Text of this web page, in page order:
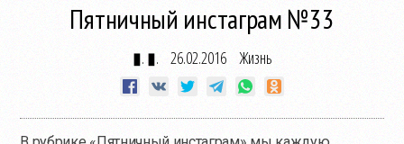
Пятничный инстаграм №33
▮. ▮. 26.02.2016Жизнь